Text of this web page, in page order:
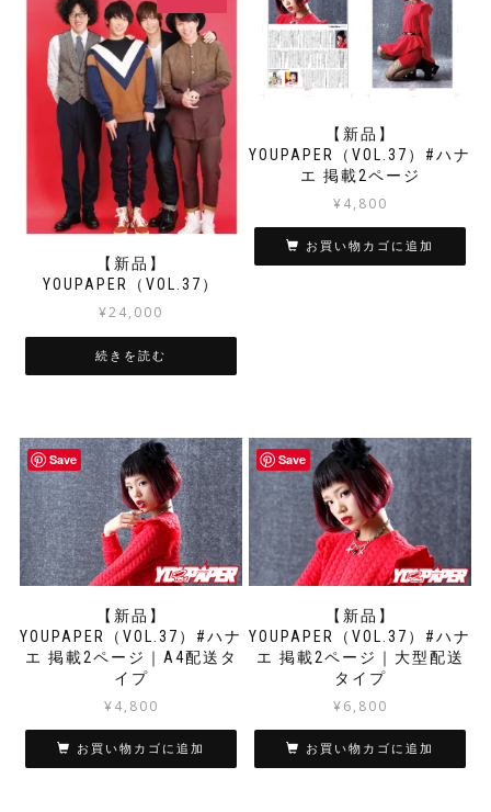
【新品】
YOUPAPER（VOL.37）
¥24,000
続きを読む
【新品】
YOUPAPER（VOL.37）#ハナ
エ 掲載2ページ
¥4,800
お買い物カゴに追加
Save
【新品】
YOUPAPER（VOL.37）#ハナ
エ 掲載2ページ｜A4配送タ
イプ
¥4,800
お買い物カゴに追加
Save
【新品】
YOUPAPER（VOL.37）#ハナ
エ 掲載2ページ｜大型配送
タイプ
¥6,800
お買い物カゴに追加